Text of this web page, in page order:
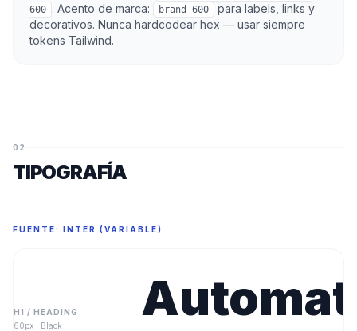
600 . Acento de marca: brand-600
para labels, links y
decorativos. Nunca hardcodear hex — usar siempre
tokens Tailwind.
02
TIPOGRAFÍA
FUENTE: INTER (VARIABLE)
H1 / HEADING
60px · Black